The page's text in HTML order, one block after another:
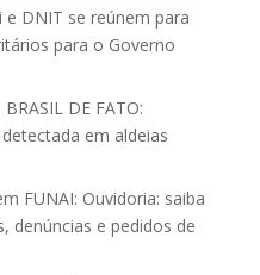
e DNIT se reúnem para
para o Governo
BRASIL DE FATO:
em aldeias
FUNAI: Ouvidoria: saiba
denúncias e pedidos de